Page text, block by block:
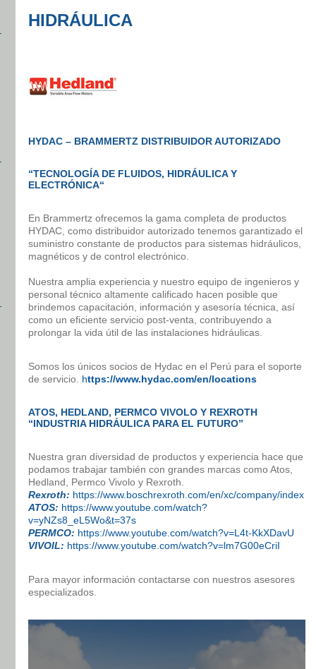
HIDRÁULICA
HYDAC – BRAMMERTZ DISTRIBUIDOR AUTORIZADO
“TECNOLOGÍA DE FLUIDOS, HIDRÁULICA Y
ELECTRÓNICA“
En Brammertz ofrecemos la gama completa de productos
HYDAC, como distribuidor autorizado tenemos garantizado el
suministro constante de productos para sistemas hidráulicos,
magnéticos y de control electrónico.
Nuestra amplia experiencia y nuestro equipo de ingenieros y
personal técnico altamente calificado hacen posible que
brindemos capacitación, información y asesoría técnica, así
como un eficiente servicio post-venta, contribuyendo a
prolongar la vida útil de las instalaciones hidráulicas.
Somos los únicos socios de Hydac en el Perú para el soporte
de servicio. https://www.hydac.com/en/locations
ATOS, HEDLAND, PERMCO VIVOLO Y REXROTH
“INDUSTRIA HIDRÁULICA PARA EL FUTURO”
Nuestra gran diversidad de productos y experiencia hace que
podamos trabajar también con grandes marcas como Atos,
Hedland, Permco Vivolo y Rexroth.
Rexroth: https://www.boschrexroth.com/en/xc/company/index
ATOS: https://www.youtube.com/watch?
v=yNZs8_eL5Wo&t=37s
PERMCO: https://www.youtube.com/watch?v=L4t-KkXDavU
VIVOIL: https://www.youtube.com/watch?v=lm7G00eCriI
Para mayor información contactarse con nuestros asesores
especializados.